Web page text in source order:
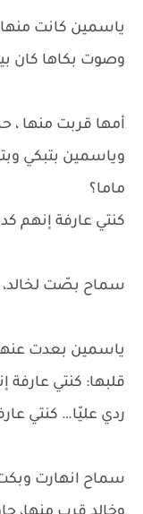
ياسمين كانت
وصوت بكاها كان
أمها قربت منها ،
وياسمين بتبكي
ماما؟
كنتي عارفة إنهم
سماح بصّت لخالد،
ياسمين بعدت
قلبها: كنتي عارفة
ردي عليّا… كنتي
سماح انهارت